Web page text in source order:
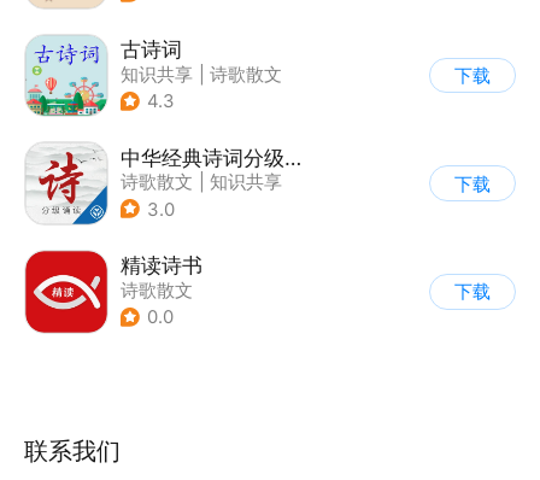
古诗词
知识共享
诗歌散文
4.3
下载
中华经典诗词分级诵读
诗歌散文
知识共享
3.0
下载
精读诗书
诗歌散文
0.0
下载
联系我们